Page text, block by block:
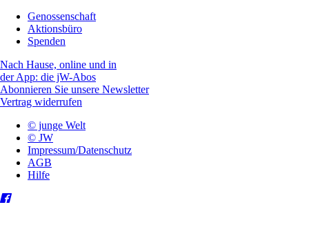
Genossenschaft
Aktionsbüro
Spenden
Nach Hause, online und in
der App: die jW-Abos
Abonnieren Sie unsere Newsletter
Vertrag widerrufen
© junge Welt
© JW
Impressum/Datenschutz
AGB
Hilfe